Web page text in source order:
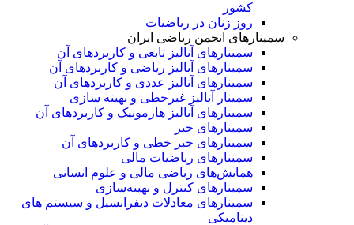
کشور
روز زنان در ریاضیات
سمینارهای انجمن ریاضی ایران
سمینارهای آنالیز تابعی و کاربردهای آن
سمینارهای آنالیز ریاضی و کاربردهای آن
سمینارهای آنالیز عددی و کاربردهای آن
سمینار آنالیز غیرخطی و بهینه سازی
سمینارهای آنالیز هارمونیک و کاربردهای آن
سمینار‌های جبر
سمینارهای جبر خطی و کاربردهای آن
سمینار‌های ریاضیات مالی
همایش‌های ریاضی مالی و علوم انسانی
سمینارهای کنترل و بهینه‌سازی
سمینارهای معادلات دیفرانسیل و سیستم های
دینامیکی